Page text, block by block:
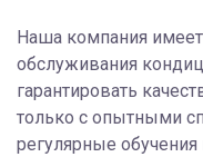
Наша компания
обслуживания
гарантировать
только с опытными
регулярные